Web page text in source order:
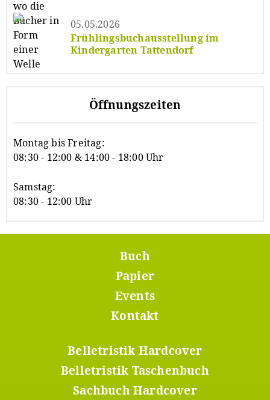
Frühlingsbuchausstellung im
Kindergarten Tattendorf
05.05.2026
Öffnungszeiten
Montag bis Freitag:
08:30 - 12:00 & 14:00 - 18:00 Uhr
Samstag:
08:30 - 12:00 Uhr
Buch
Papier
Events
Kontakt
Belletristik Hardcover
Belletristik Taschenbuch
Sachbuch Hardcover